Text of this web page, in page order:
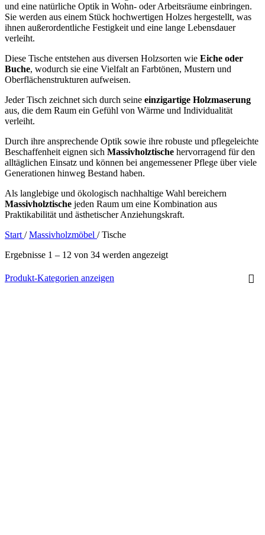
und eine natürliche Optik in Wohn- oder Arbeitsräume einbringen.
Sie werden aus einem Stück hochwertigen Holzes hergestellt, was
ihnen außerordentliche Festigkeit und eine lange Lebensdauer
verleiht.
Diese Tische entstehen aus diversen Holzsorten wie Eiche oder
Buche, wodurch sie eine Vielfalt an Farbtönen, Mustern und
Oberflächenstrukturen aufweisen.
Jeder Tisch zeichnet sich durch seine einzigartige Holzmaserung
aus, die dem Raum ein Gefühl von Wärme und Individualität
verleiht.
Durch ihre ansprechende Optik sowie ihre robuste und pflegeleichte
Beschaffenheit eignen sich Massivholztische hervorragend für den
alltäglichen Einsatz und können bei angemessener Pflege über viele
Generationen hinweg Bestand haben.
Als langlebige und ökologisch nachhaltige Wahl bereichern
Massivholztische jeden Raum um eine Kombination aus
Praktikabilität und ästhetischer Anziehungskraft.
Start / Massivholzmöbel / Tische
Ergebnisse 1 – 12 von 34 werden angezeigt
Produkt-Kategorien anzeigen